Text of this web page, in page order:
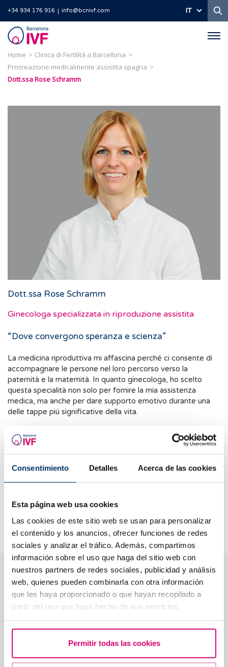
Consentimiento Detalles Acerca de las cookies
Esta página web usa cookies
Las cookies de este sitio web se usan para personalizar
el contenido y los anuncios, ofrecer funciones de redes
sociales y analizar el tráfico. Además, compartimos
información sobre el uso que haga del sitio web con
nuestros partners de redes sociales, publicidad y análisis
web, quienes pueden combinarla con otra información
que les haya proporcionado o que hayan recopilado a
partir del uso que haya hecho de sus servicios.
Permitir todas las cookies
+34 934 176 916 info@bcnivf.com IT
Barcelona
IVF
Home
Clinica di Fertilità a Barcellona
Procreazione medicalmente assistita spagna
Dott.ssa Rose Schramm
Dott.ssa Rose Schramm
Ginecologa specializzata in riproduzione assistita
“Dove convergono speranza e scienza”
La medicina riproduttiva mi affascina perché ci consente di
accompagnare le persone nel loro percorso verso la
paternità e la maternità. In quanto ginecologa, ho scelto
questa specialità non solo per fornire la mia assistenza
medica, ma anche per dare supporto emotivo durante una
delle tappe più significative della vita.
esigenze specifiche di ogni coppia e, con il sostegno della
tecnologia più avanzata, fornirle le migliori possibilità per
agevolare una gravidanza. Mi riempie di gioia accompagnare
le coppie nel loro percorso verso la paternità e la maternità e
vedere convergere la speranza e la scienza.
Sono molto orgogliosa di lavorare in una clinica che mi
un’assistenza personalizzata e affidabile.
Cosa pensano i pazienti della Dott.ssa Rose
Schramm
★★★★★ · 559 recensioni su Google
★★★★★
Eravamo impegnati in un percorso di